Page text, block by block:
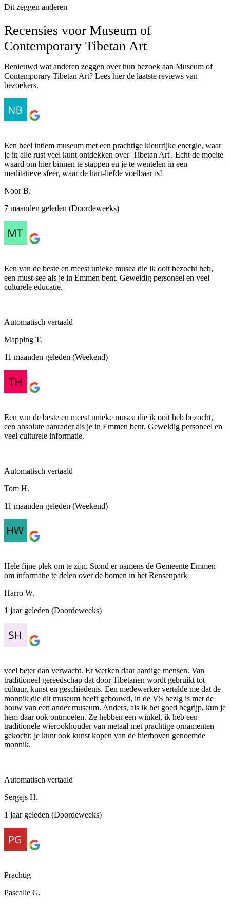
Dit zeggen anderen
Recensies voor Museum of
Contemporary Tibetan Art
Benieuwd wat anderen zeggen over hun bezoek aan Museum of
Contemporary Tibetan Art? Lees hier de laatste reviews van
bezoekers.
Een heel intiem museum met een prachtige kleurrijke energie, waar
je in alle rust veel kunt ontdekken over 'Tibetan Art'. Echt de moeite
waard om hier binnen te stappen en je te wentelen in een
meditatieve sfeer, waar de hart-liefde voelbaar is!
Noor B.
7 maanden geleden (Doordeweeks)
Een van de beste en meest unieke musea die ik ooit bezocht heb,
een must-see als je in Emmen bent. Geweldig personeel en veel
culturele educatie.
Automatisch vertaald
Mapping T.
11 maanden geleden (Weekend)
Een van de beste en meest unieke musea die ik ooit heb bezocht,
een absolute aanrader als je in Emmen bent. Geweldig personeel en
veel culturele informatie.
Automatisch vertaald
Tom H.
11 maanden geleden (Weekend)
Hele fijne plek om te zijn. Stond er namens de Gemeente Emmen
om informatie te delen over de bomen in het Rensenpark
Harro W.
1 jaar geleden (Doordeweeks)
veel beter dan verwacht. Er werken daar aardige mensen. Van
traditioneel gereedschap dat door Tibetanen wordt gebruikt tot
cultuur, kunst en geschiedenis. Een medewerker vertelde me dat de
monnik die dit museum heeft gebouwd, in de VS bezig is met de
bouw van een ander museum. Anders, als ik het goed begrijp, kun je
hem daar ook ontmoeten. Ze hebben een winkel, ik heb een
traditionele wierookhouder van metaal met prachtige ornamenten
gekocht; je kunt ook kunst kopen van de hierboven genoemde
monnik.
Automatisch vertaald
Sergejs H.
1 jaar geleden (Doordeweeks)
Prachtig
Pascalle G.